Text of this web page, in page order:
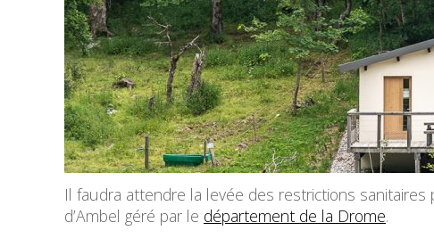
Il faudra attendre la levée des restrictions
d’Ambel géré par le département de la Drome.